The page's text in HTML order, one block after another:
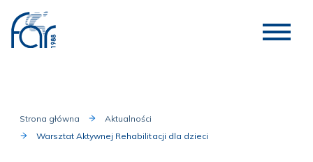
Strona główna
Aktualności
Warsztat Aktywnej Rehabilitacji dla dzieci